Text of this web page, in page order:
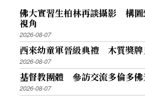
佛大實習生柏林再談攝影 構圖
視角
2026-08-07
西來幼童軍晉級典禮 木質獎牌
2026-08-07
基督教團體 參訪交流多倫多佛
2026-08-07